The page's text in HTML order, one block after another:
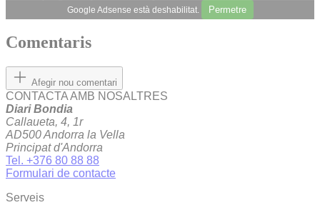
Google Adsense està deshabilitat. Permetre
Comentaris
Afegir nou comentari
CONTACTA AMB NOSALTRES
Diari Bondia
Callaueta, 4, 1r
AD500 Andorra la Vella
Principat d'Andorra
Tel. +376 80 88 88
Formulari de contacte
Serveis